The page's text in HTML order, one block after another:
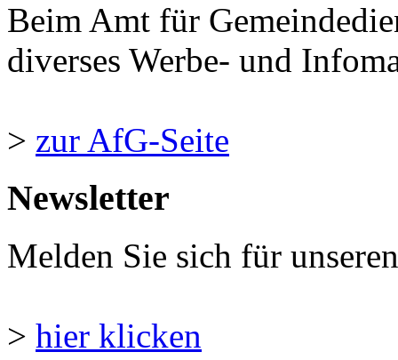
Beim Amt für
diverses Werbe- und
> zur AfG-Seite
Newsletter
Melden Sie sich für
> hier klicken